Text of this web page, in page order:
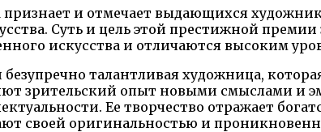
признает и отмечает выдающихся
Суть и цель этой престижной
искусства и отличаются высоким
талантливая художница,
зрительский опыт новыми смыслами
Ее творчество отражает
своей оригинальностью и